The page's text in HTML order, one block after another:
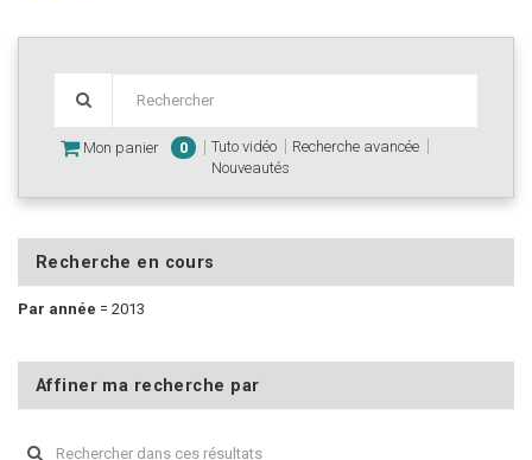
Mon panier 0 Tuto vidéo
Recherche avancée
Nouveautés
Recherche en cours
Par année = 2013
Affiner ma recherche par